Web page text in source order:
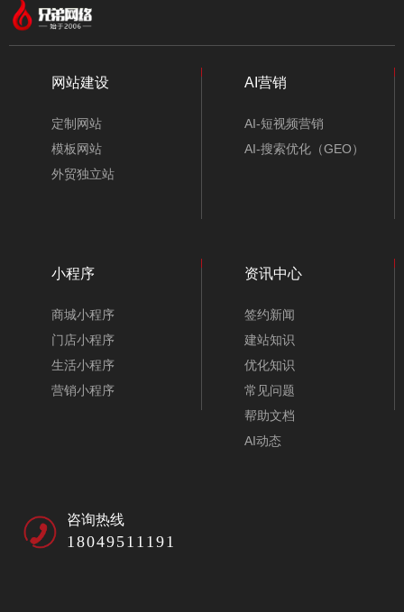
网站建设
定制网站
模板网站
外贸独立站
AI营销
AI-短视频营销
AI-搜索优化（GEO）
小程序
商城小程序
门店小程序
生活小程序
营销小程序
资讯中心
签约新闻
建站知识
优化知识
常见问题
帮助文档
AI动态
咨询热线
18049511191